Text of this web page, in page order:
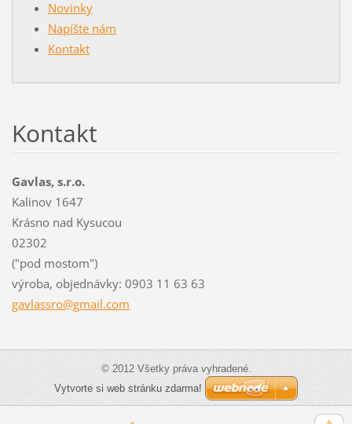
Novinky
Napíšte nám
Kontakt
Kontakt
Gavlas, s.r.o.
Kalinov 1647
Krásno nad Kysucou
02302
("pod mostom")
výroba, objednávky: 0903 11 63 63
gavlassro@gmail.com
© 2012 Všetky práva vyhradené.
Vytvorte si web stránku zdarma!